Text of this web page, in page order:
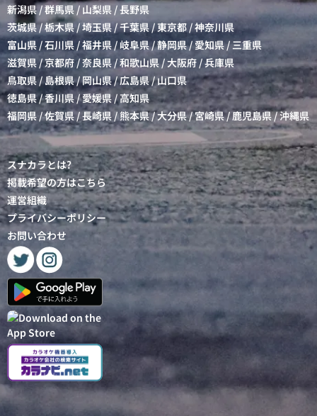
新潟県/群馬県 / 山梨県 /長野県
茨城県 /栃木県/埼玉県/千葉県/東京都 /神奈川県
富山県 /石川県 /福井県/岐阜県/静岡県/愛知県/三重県
滋賀県/京都府/奈良県 /和歌山県/大阪府 /兵庫県
鳥取県 / 島根県/岡山県/広島県/山口県
徳島県/香川県/愛媛県 /高知県
福岡県 /佐賀県 /長崎県/熊本県/大分県/宮崎県/鹿児島県/沖縄県
スナカラとは?
掲載希望の方はこちら
運営組織
プライバシーポリシー
お問い合わせ